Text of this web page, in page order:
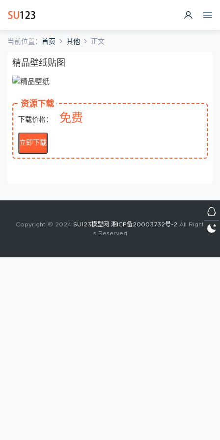
当前位置： 首页 其他 正文
精品壁纸贴图
资源下载
下载价格： 免费
立即下载
Copyright © 2024 SU123模型网 湘ICP备20003732号-2 All Right
s Reserved